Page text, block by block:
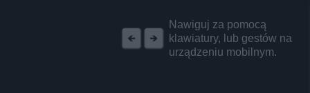
Nawiguj za pomocą
klawiatury, lub gestów na
urządzeniu mobilnym.